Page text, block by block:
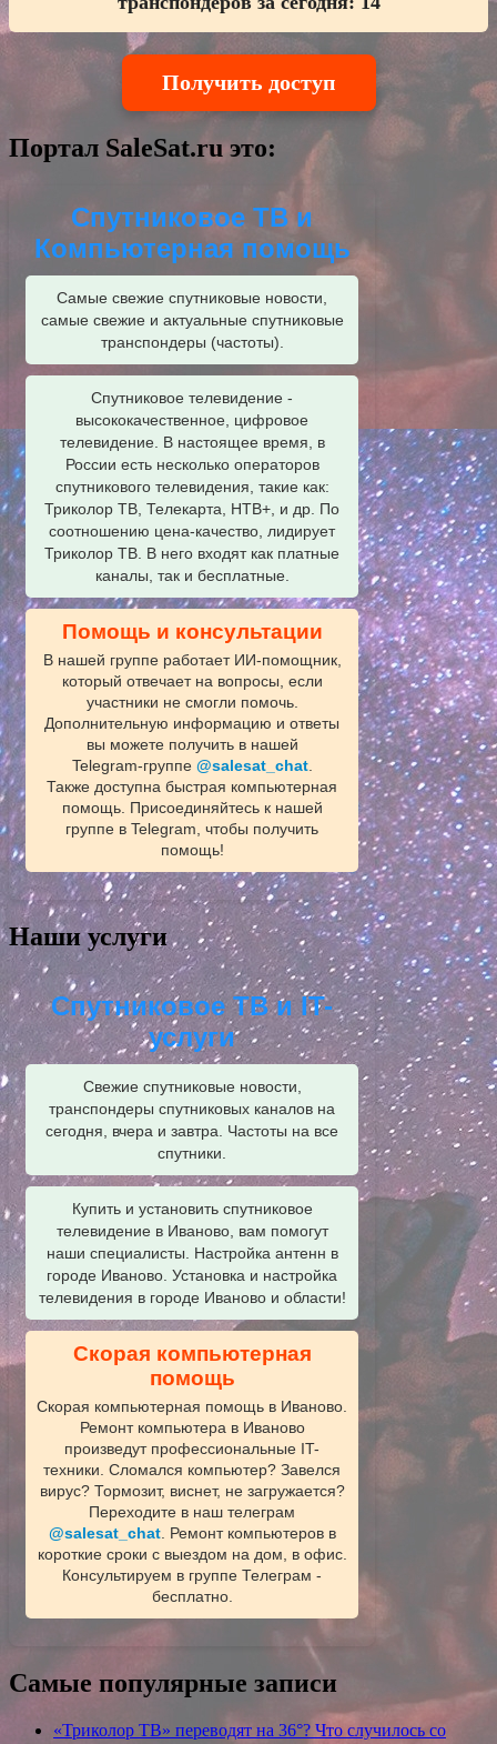
Получить доступ
Портал SaleSat.ru это:
Спутниковое ТВ и
Компьютерная помощь
Самые свежие спутниковые новости,
самые свежие и актуальные спутниковые
транспондеры (частоты).
Спутниковое телевидение -
высококачественное, цифровое
телевидение. В настоящее время, в
России есть несколько операторов
спутникового телевидения, такие как:
Триколор ТВ, Телекарта, НТВ+, и др. По
соотношению цена-качество, лидирует
Триколор ТВ. В него входят как платные
каналы, так и бесплатные.
Помощь и консультации
В нашей группе работает ИИ‑помощник,
который отвечает на вопросы, если
участники не смогли помочь.
Дополнительную информацию и ответы
вы можете получить в нашей
Telegram‑группе @salesat_chat.
Также доступна быстрая компьютерная
помощь. Присоединяйтесь к нашей
группе в Telegram, чтобы получить
помощь!
Наши услуги
Спутниковое ТВ и IT-
услуги
Свежие спутниковые новости,
транспондеры спутниковых каналов на
сегодня, вчера и завтра. Частоты на все
спутники.
Купить и установить спутниковое
телевидение в Иваново, вам помогут
наши специалисты. Настройка антенн в
городе Иваново. Установка и настройка
телевидения в городе Иваново и области!
Скорая компьютерная
помощь
Скорая компьютерная помощь в Иваново.
Ремонт компьютера в Иваново
произведут профессиональные IT-
техники. Сломался компьютер? Завелся
вирус? Тормозит, виснет, не загружается?
Переходите в наш телеграм
@salesat_chat. Ремонт компьютеров в
короткие сроки с выездом на дом, в офис.
Консультируем в группе Телеграм -
бесплатно.
Самые популярные записи
«Триколор ТВ» переводят на 36°? Что случилось со